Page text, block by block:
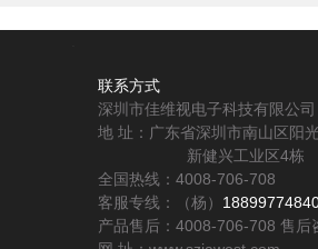
联系方式
深圳市佳维视电子科技有限公司
地 址：广东省深圳市南山区阳
新健兴工业区4栋
全国热线：4008-706-708
客服专线：（杨）
产品售后：4008-706-708 售后